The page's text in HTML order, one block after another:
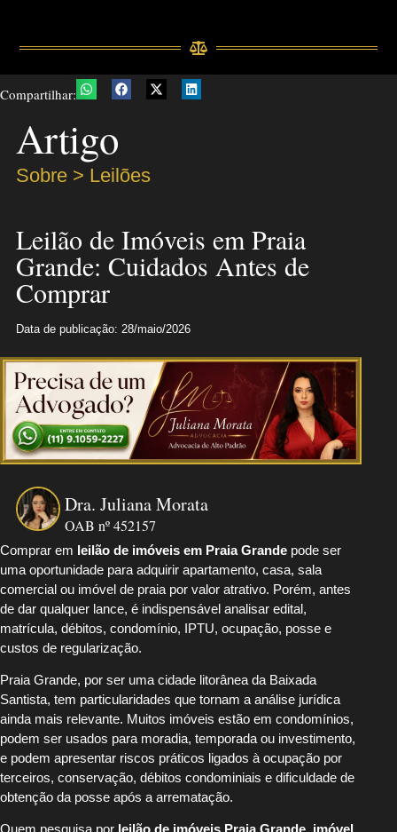
Compartilhar:
Artigo
Sobre > Leilões
Leilão de Imóveis em Praia
Grande: Cuidados Antes de
Comprar
Data de publicação: 28/maio/2026
Dra. Juliana Morata
OAB nº 452157
Comprar em leilão de imóveis em Praia Grande pode ser
uma oportunidade para adquirir apartamento, casa, sala
comercial ou imóvel de praia por valor atrativo. Porém, antes
de dar qualquer lance, é indispensável analisar edital,
matrícula, débitos, condomínio, IPTU, ocupação, posse e
custos de regularização.
Praia Grande, por ser uma cidade litorânea da Baixada
Santista, tem particularidades que tornam a análise jurídica
ainda mais relevante. Muitos imóveis estão em condomínios,
podem ser usados para moradia, temporada ou investimento,
e podem apresentar riscos práticos ligados à ocupação por
terceiros, conservação, débitos condominiais e dificuldade de
obtenção da posse após a arrematação.